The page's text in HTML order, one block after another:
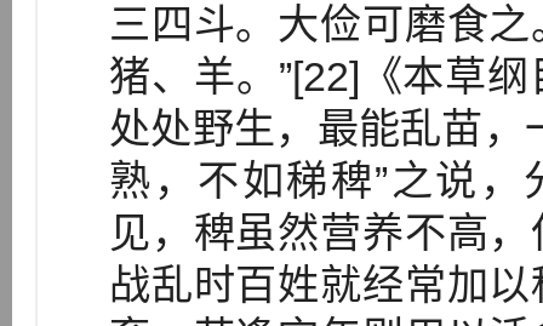
三四斗。大俭可磨食
猪、羊。”[22]《本草
处处野生，最能乱苗，
熟，不如稊稗”之说
见，稗虽然营养不高
战乱时百姓就经常加